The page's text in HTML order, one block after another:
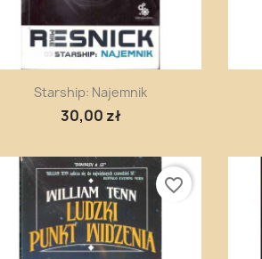
Szybki podgląd
Starship: Najemnik
30,00 zł
favorite_border